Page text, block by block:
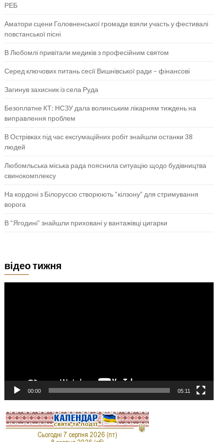
РЕБ
Аматори сцени Головненської громади взяли участь у фестивалі
повстанської пісні
В Любомлі привітали медиків з професійним святом
Серед ключових питань сесії Вишнівської ради – фінансові
Загинув захисник із села Руда
Безоплатне КТ: НСЗУ дала волинським лікарням тиждень на
виправлення проблем
В Острівках під час ексгумаційних робіт знайшли останки 38
людей
Любомльська міська рада пояснила ситуацію щодо будівництва
свинокомплексу
На кордоні з Білоруссю створюють “кілзону” для стримування
ворога
В “Ягодині” знайшли приховані у вантажівці цигарки
відео тижня
00:00 05:11